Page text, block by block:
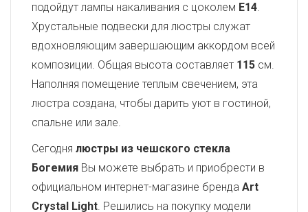
подойдут лампы накаливания с цоколем E14.
Хрустальные подвески для люстры служат
вдохновляющим завершающим аккордом всей
композиции. Общая высота составляет 115 см.
Наполняя помещение теплым свечением, эта
люстра создана, чтобы дарить уют в гостиной,
спальне или зале.
Сегодня люстры из чешского стекла
Богемия Вы можете выбрать и приобрести в
официальном интернет-магазине бренда Art
Crystal Light. Решились на покупку модели